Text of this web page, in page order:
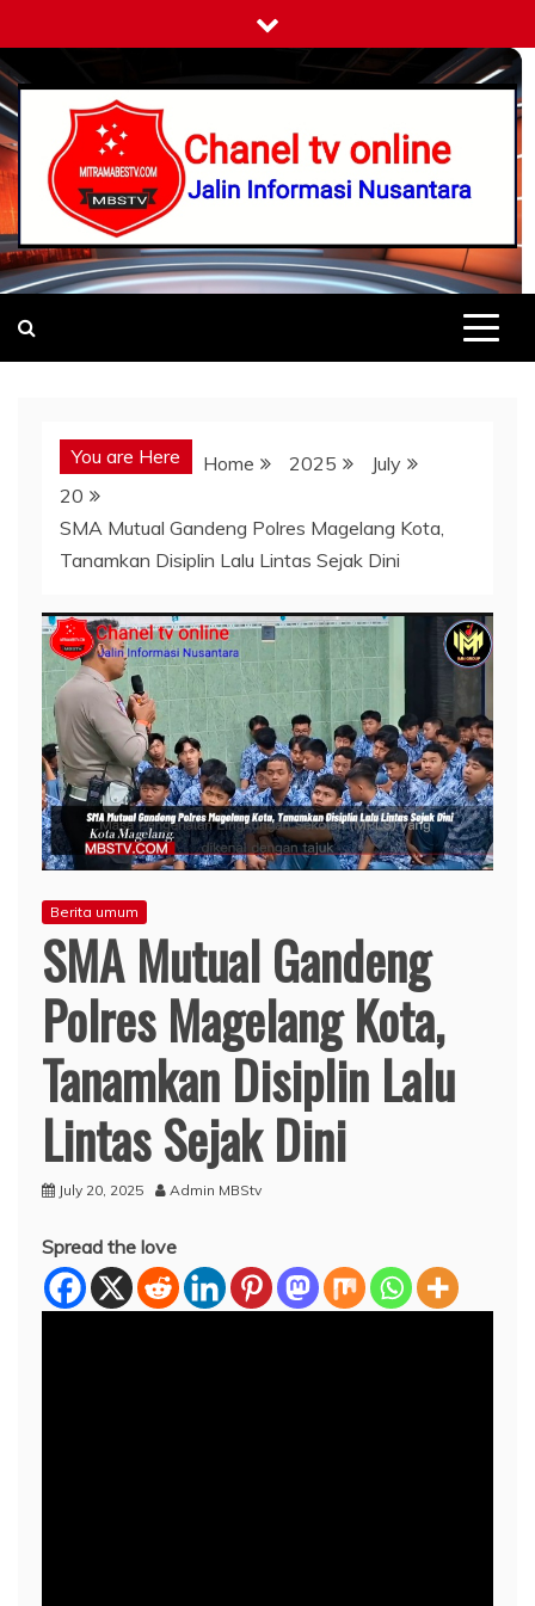
to
content
Mitramabestv
Jalin Informasi Nusantara
You are Here Home 2025
July
20
SMA Mutual Gandeng Polres Magelang Kota,
Tanamkan Disiplin Lalu Lintas Sejak Dini
Berita umum
SMA Mutual Gandeng
Polres Magelang Kota,
Tanamkan Disiplin Lalu
Lintas Sejak Dini
July 20, 2025 Admin MBStv
Spread the love